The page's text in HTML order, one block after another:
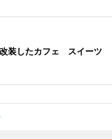
装したカフェ スイーツ